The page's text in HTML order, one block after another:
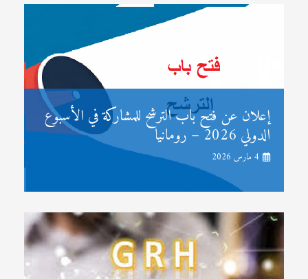
إعلان عن فتح باب الترشح للمشاركة في الأسبوع
الدولي 2026 – رومانيا
4 مارس 2026